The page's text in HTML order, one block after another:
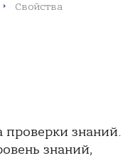
Свойства
проверки знаний.
знаний,